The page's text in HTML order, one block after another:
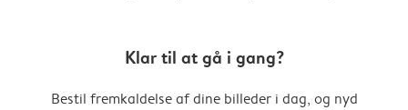
Klar til at gå i gang?
Bestil fremkaldelse af dine billeder i dag, og nyd